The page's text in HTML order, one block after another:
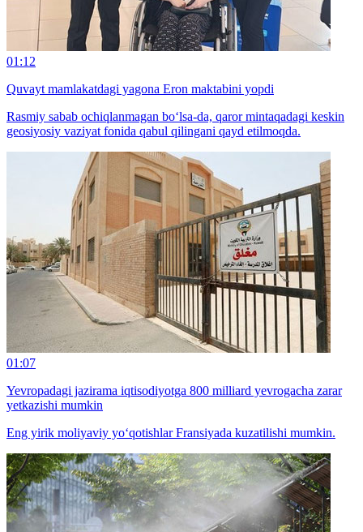
01:12
Quvayt mamlakatdagi yagona Eron maktabini yopdi
Rasmiy sabab ochiqlanmagan bo‘lsa-da, qaror mintaqadagi keskin
geosiyosiy vaziyat fonida qabul qilingani qayd etilmoqda.
01:07
Yevropadagi jazirama iqtisodiyotga 800 milliard yevrogacha zarar
yetkazishi mumkin
Eng yirik moliyaviy yo‘qotishlar Fransiyada kuzatilishi mumkin.